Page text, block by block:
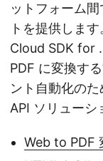
ットフォーム
トを提供しま
Cloud SDK for
PDF に変換す
ント自動化の
API ソリューシ
Web to PDF